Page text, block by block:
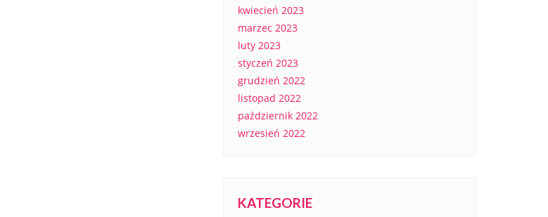
kwiecień 2023
marzec 2023
luty 2023
styczeń 2023
grudzień 2022
listopad 2022
październik 2022
wrzesień 2022
KATEGORIE